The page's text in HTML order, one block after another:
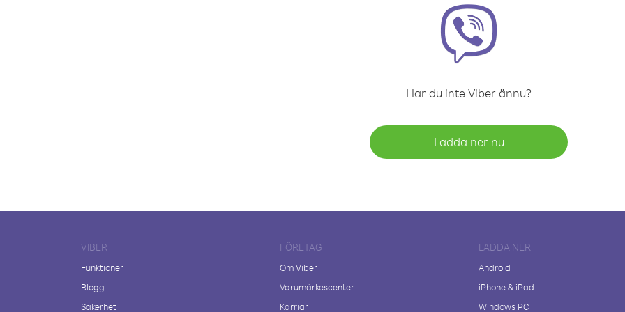
Har du inte Viber ännu?
Ladda ner nu
VIBER
Funktioner
Blogg
Säkerhet
FÖRETAG
Om Viber
Varumärkescenter
Karriär
LADDA NER
Android
iPhone & iPad
Windows PC